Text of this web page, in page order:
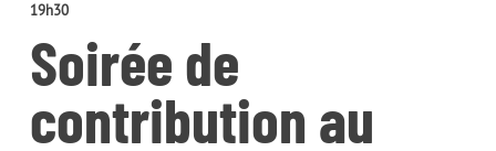
19h30
Soirée de
contribution au